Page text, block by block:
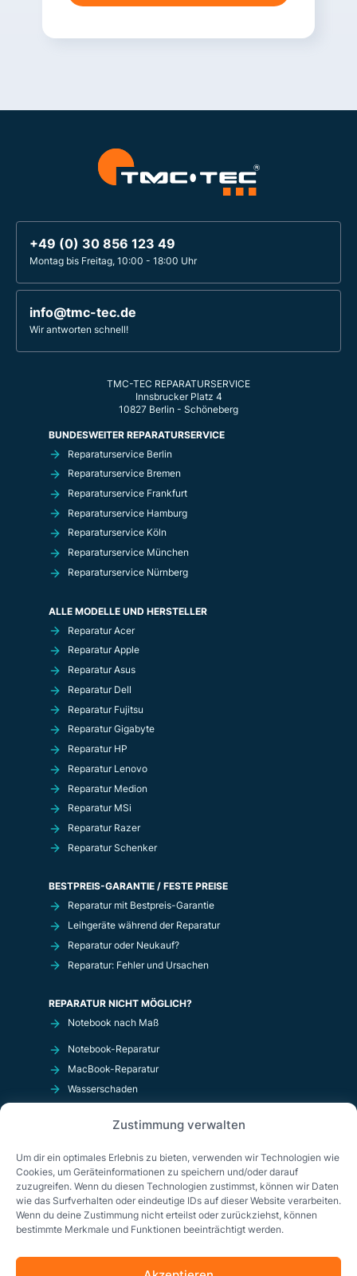
Zustimmung verwalten
Um dir ein optimales Erlebnis zu bieten, verwenden wir Technologien wie
Cookies, um Geräteinformationen zu speichern und/oder darauf
zuzugreifen. Wenn du diesen Technologien zustimmst, können wir Daten
wie das Surfverhalten oder eindeutige IDs auf dieser Website verarbeiten.
Wenn du deine Zustimmung nicht erteilst oder zurückziehst, können
bestimmte Merkmale und Funktionen beeinträchtigt werden.
+49 (0) 30 856 123 49
Montag bis Freitag, 10:00 - 18:00 Uhr
info@tmc-tec.de
Wir antworten schnell!
TMC-TEC REPARATURSERVICE
Innsbrucker Platz 4
10827 Berlin - Schöneberg
BUNDESWEITER REPARATURSERVICE
Reparaturservice Berlin
Reparaturservice Bremen
Reparaturservice Frankfurt
Reparaturservice Hamburg
Reparaturservice Köln
Reparaturservice München
Reparaturservice Nürnberg
ALLE MODELLE UND HERSTELLER
Reparatur Acer
Reparatur Apple
Reparatur Asus
Reparatur Dell
Reparatur Fujitsu
Reparatur Gigabyte
Reparatur HP
Reparatur Lenovo
Reparatur Medion
Reparatur MSi
Reparatur Razer
Reparatur Schenker
BESTPREIS-GARANTIE / FESTE PREISE
Reparatur mit Bestpreis-Garantie
Leihgeräte während der Reparatur
Reparatur oder Neukauf?
Reparatur: Fehler und Ursachen
REPARATUR NICHT MÖGLICH?
Notebook nach Maß
Notebook-Reparatur
MacBook-Reparatur
Wasserschaden
OnlineShop